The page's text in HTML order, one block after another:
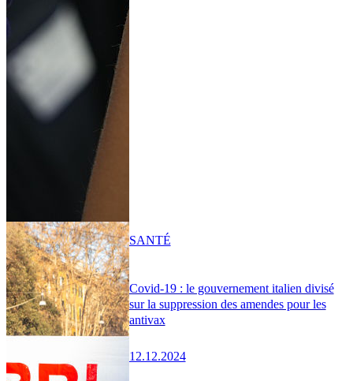
Covid-19 : le gouvernement italien divisé
sur la suppression des amendes pour les
antivax
12.12.2024
SANTÉ